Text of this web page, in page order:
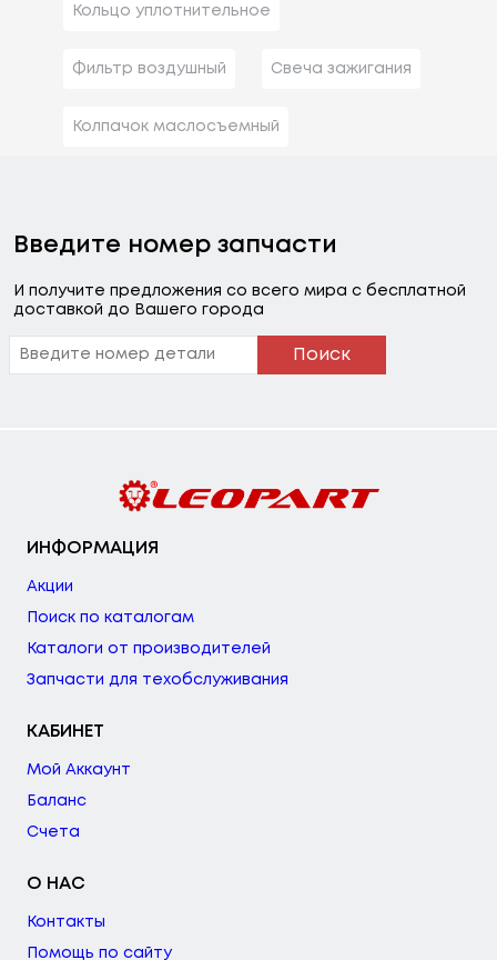
Кольцо уплотнительное
Фильтр воздушный Свеча зажигания
Колпачок маслосъемный
Введите номер запчасти
И получите предложения со всего мира с бесплатной
доставкой до Вашего города
Поиск
ИНФОРМАЦИЯ
Акции
Поиск по каталогам
Каталоги от производителей
Запчасти для техобслуживания
КАБИНЕТ
Мой Аккаунт
Баланс
Счета
О НАС
Контакты
Помощь по сайту